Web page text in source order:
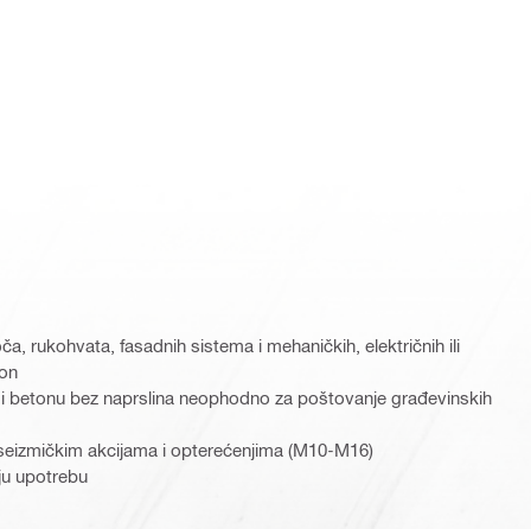
rukohvata, fasadnih sistema i mehaničkih, električnih ili
betonu bez naprslina neophodno za poštovanje građevinskih
akcijama i opterećenjima (M10-M16)
upotrebu